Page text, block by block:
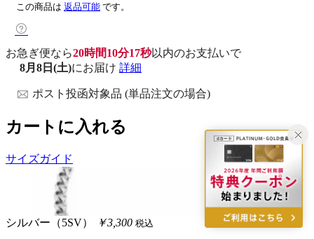
この商品は 返品可能 です。
お急ぎ便なら20時間10分16秒以内のお支払いで
8月8日(土)にお届け 詳細
ポスト投函対象品 (単品注文の場合)
カートに入れる
サイズガイド
シルバー（5SV） ￥3,300 税込